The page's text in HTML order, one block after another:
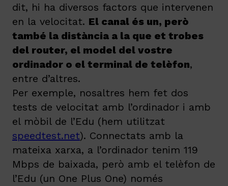
dit, hi ha diversos factors que intervenen
en la velocitat. El canal és un, però
també la distància a la que et trobes
del router, el model del vostre
ordinador o el terminal de telèfon,
entre d’altres.
Per exemple, nosaltres hem fet dos
tests de velocitat amb l’ordinador i amb
el mòbil de l’Edu (hem utilitzat
speedtest.net). Connectats amb la
mateixa xarxa, a l’ordinador tenim 119
Mbps de baixada, però amb el telèfon de
l’Edu (un One Plus One) només